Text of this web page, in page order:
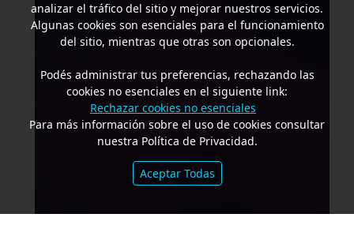
analizar el tráfico del sitio y mejorar nuestros servicios.
Algunas cookies son esenciales para el funcionamiento
del sitio, mientras que otras son opcionales.
Podés administrar tus preferencias, rechazando las
cookies no esenciales en el siguiente link:
Rechazar cookies no esenciales
Para más información sobre el uso de cookies consultar
nuestra Política de Privacidad.
Aceptar Todas